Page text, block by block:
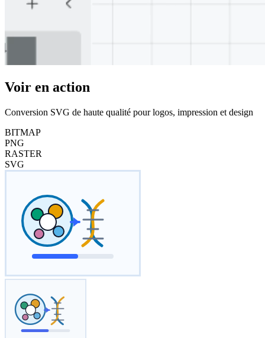
Voir en action
Conversion SVG de haute qualité pour logos, impression et design
BITMAP
PNG
RASTER
SVG